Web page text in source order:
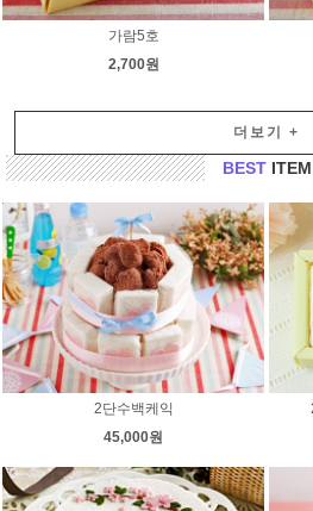
가람5호
2,700원
더보기 +
BEST ITEM
2단수백케익
45,000원